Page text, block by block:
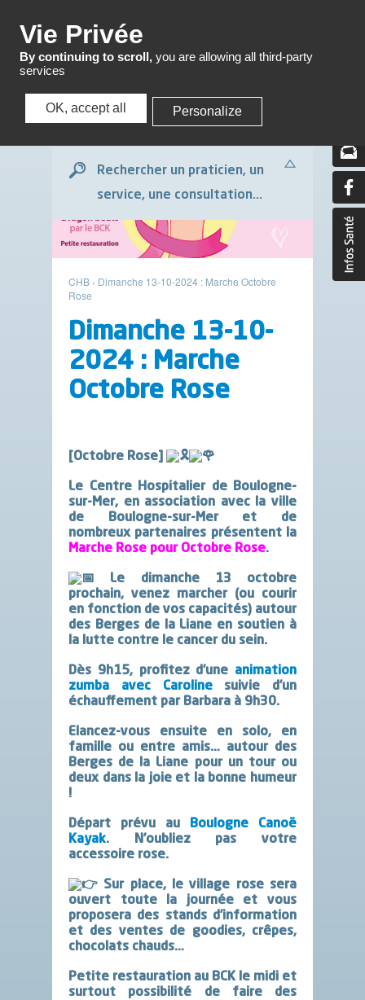
Menu
Rechercher un praticien, un
service, une consultation...
CHB › Dimanche 13-10-2024 : Marche Octobre
Rose
Dimanche 13-10-
2024 : Marche
Octobre Rose
[Octobre Rose]
Le Centre Hospitalier de Boulogne-
sur-Mer, en association avec la ville
de Boulogne-sur-Mer et de
nombreux partenaires présentent la
Marche Rose pour Octobre Rose.
Le dimanche 13 octobre
prochain, venez marcher (ou courir
en fonction de vos capacités) autour
des Berges de la Liane en soutien à
la lutte contre le cancer du sein.
Dès 9h15, profitez d’une animation
zumba avec Carolinesuivie d’un
échauffement par Barbara à 9h30.
Elancez-vous ensuite en solo, en
famille ou entre amis… autour des
Berges de la Liane pour un tour ou
deux dans la joie et la bonne humeur
!
Départ prévu au Boulogne Canoë
Kayak. N’oubliez pas votre
accessoire rose.
Sur place, le village rose sera
ouvert toute la journée et vous
proposera des stands d’information
et des ventes de goodies, crêpes,
chocolats chauds…
Petite restauration au BCK le midi et
surtout possibilité de faire des
Vie Privée
By continuing to scroll, you are allowing all third-party
services
OK, accept all Personalize